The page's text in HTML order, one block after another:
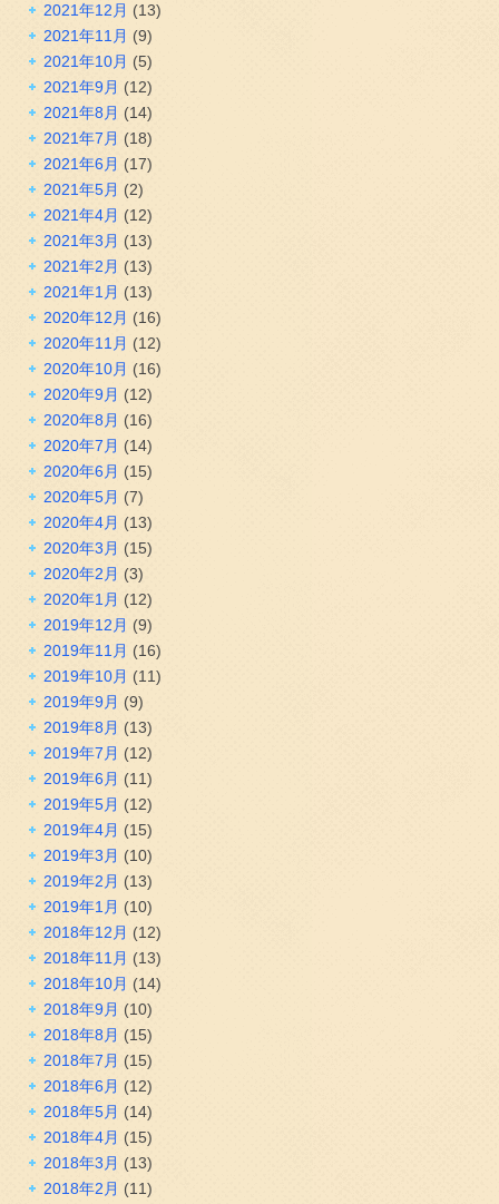
2021年12月 (13)
2021年11月 (9)
2021年10月 (5)
2021年9月 (12)
2021年8月 (14)
2021年7月 (18)
2021年6月 (17)
2021年5月 (2)
2021年4月 (12)
2021年3月 (13)
2021年2月 (13)
2021年1月 (13)
2020年12月 (16)
2020年11月 (12)
2020年10月 (16)
2020年9月 (12)
2020年8月 (16)
2020年7月 (14)
2020年6月 (15)
2020年5月 (7)
2020年4月 (13)
2020年3月 (15)
2020年2月 (3)
2020年1月 (12)
2019年12月 (9)
2019年11月 (16)
2019年10月 (11)
2019年9月 (9)
2019年8月 (13)
2019年7月 (12)
2019年6月 (11)
2019年5月 (12)
2019年4月 (15)
2019年3月 (10)
2019年2月 (13)
2019年1月 (10)
2018年12月 (12)
2018年11月 (13)
2018年10月 (14)
2018年9月 (10)
2018年8月 (15)
2018年7月 (15)
2018年6月 (12)
2018年5月 (14)
2018年4月 (15)
2018年3月 (13)
2018年2月 (11)